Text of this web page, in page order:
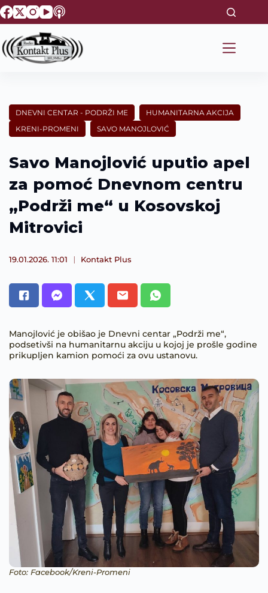
S
k
p
t
n
DNEVNI CENTAR - PODRŽI ME
HUMANITARNA AKCIJA
KRENI-PROMENI
SAVO MANOJLOVIĆ
Savo Manojlović uputio apel
za pomoć Dnevnom centru
„Podrži me“ u Kosovskoj
Mitrovici
19.01.2026. 11:01 Kontakt Plus
Manojlović je obišao je Dnevni centar „Podrži me“,
podsetivši na humanitarnu akciju u kojoj je prošle godine
prikupljen kamion pomoći za ovu ustanovu.
Foto: Facebook/Kreni-Promeni